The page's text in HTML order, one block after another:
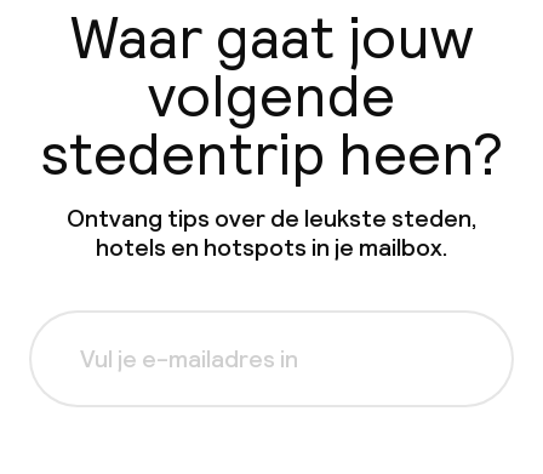
Waar gaat jouw
volgende
stedentrip heen?
Ontvang tips over de leukste steden,
hotels en hotspots in je mailbox.